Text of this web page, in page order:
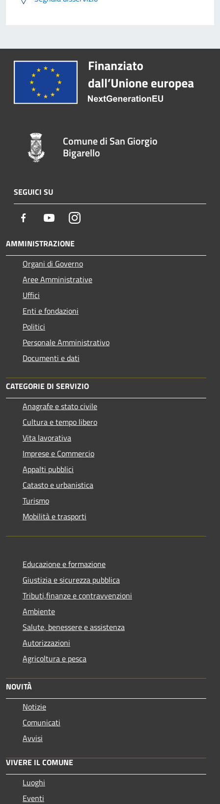
Comune di San Giorgio
Bigarello
SEGUICI SU
Facebook YoutubeInstagram
AMMINISTRAZIONE
Organi di Governo
Aree Amministrative
Uffici
Enti e fondazioni
Politici
Personale Amministrativo
Documenti e dati
CATEGORIE DI SERVIZIO
Anagrafe e stato civile
Cultura e tempo libero
Vita lavorativa
Imprese e Commercio
Appalti pubblici
Catasto e urbanistica
Turismo
Mobilità e trasporti
Educazione e formazione
Giustizia e sicurezza pubblica
Tributi,finanze e contravvenzioni
Ambiente
Salute, benessere e assistenza
Autorizzazioni
Agricoltura e pesca
NOVITÀ
Notizie
Comunicati
Avvisi
VIVERE IL COMUNE
Luoghi
Eventi